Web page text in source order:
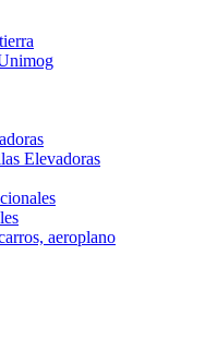
Elevadoras
aeroplano